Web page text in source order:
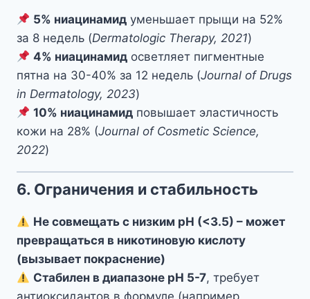
5% ниацинамид уменьшает прыщи на 52%
за 8 недель (Dermatologic Therapy, 2021)
4% ниацинамид осветляет пигментные
пятна на 30-40% за 12 недель (Journal of Drugs
in Dermatology, 2023)
10% ниацинамид повышает эластичность
кожи на 28% (Journal of Cosmetic Science,
2022)
6. Ограничения и стабильность
Не совмещать с низким pH (<3.5) – может
превращаться в никотиновую кислоту
(вызывает покраснение)
Стабилен в диапазоне pH 5-7, требует